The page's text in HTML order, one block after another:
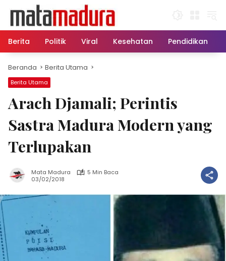
konten
Berita
Politik Viral Kesehatan Pendidikan
Beranda Berita Utama
Berita Utama
Arach Djamali; Perintis
Sastra Madura Modern yang
Terlupakan
Mata Madura
5 Min Baca
03/02/2018